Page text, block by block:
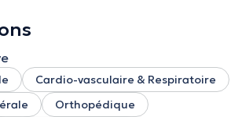
stage. Il a également exercé
plusieurs patients. Aujourd’hui, le
Schoonjans vous accueille dans son propre
aussi le retrouver à City Clinic dans la
Cardio-vasculaire & Respiratoire
Orthopédique